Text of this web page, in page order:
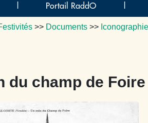
Portail RaddO
>> Documents >> Iconographie
du champ de Foire